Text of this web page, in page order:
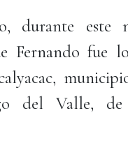
durante este
Fernando fue
del Valle,